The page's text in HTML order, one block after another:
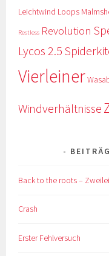
Leichtwind Loops
Restless Revolution
Lycos 2.5
Vierleiner
Windverhältnisse
Back to the roots –
Crash
Erster Fehlversuch